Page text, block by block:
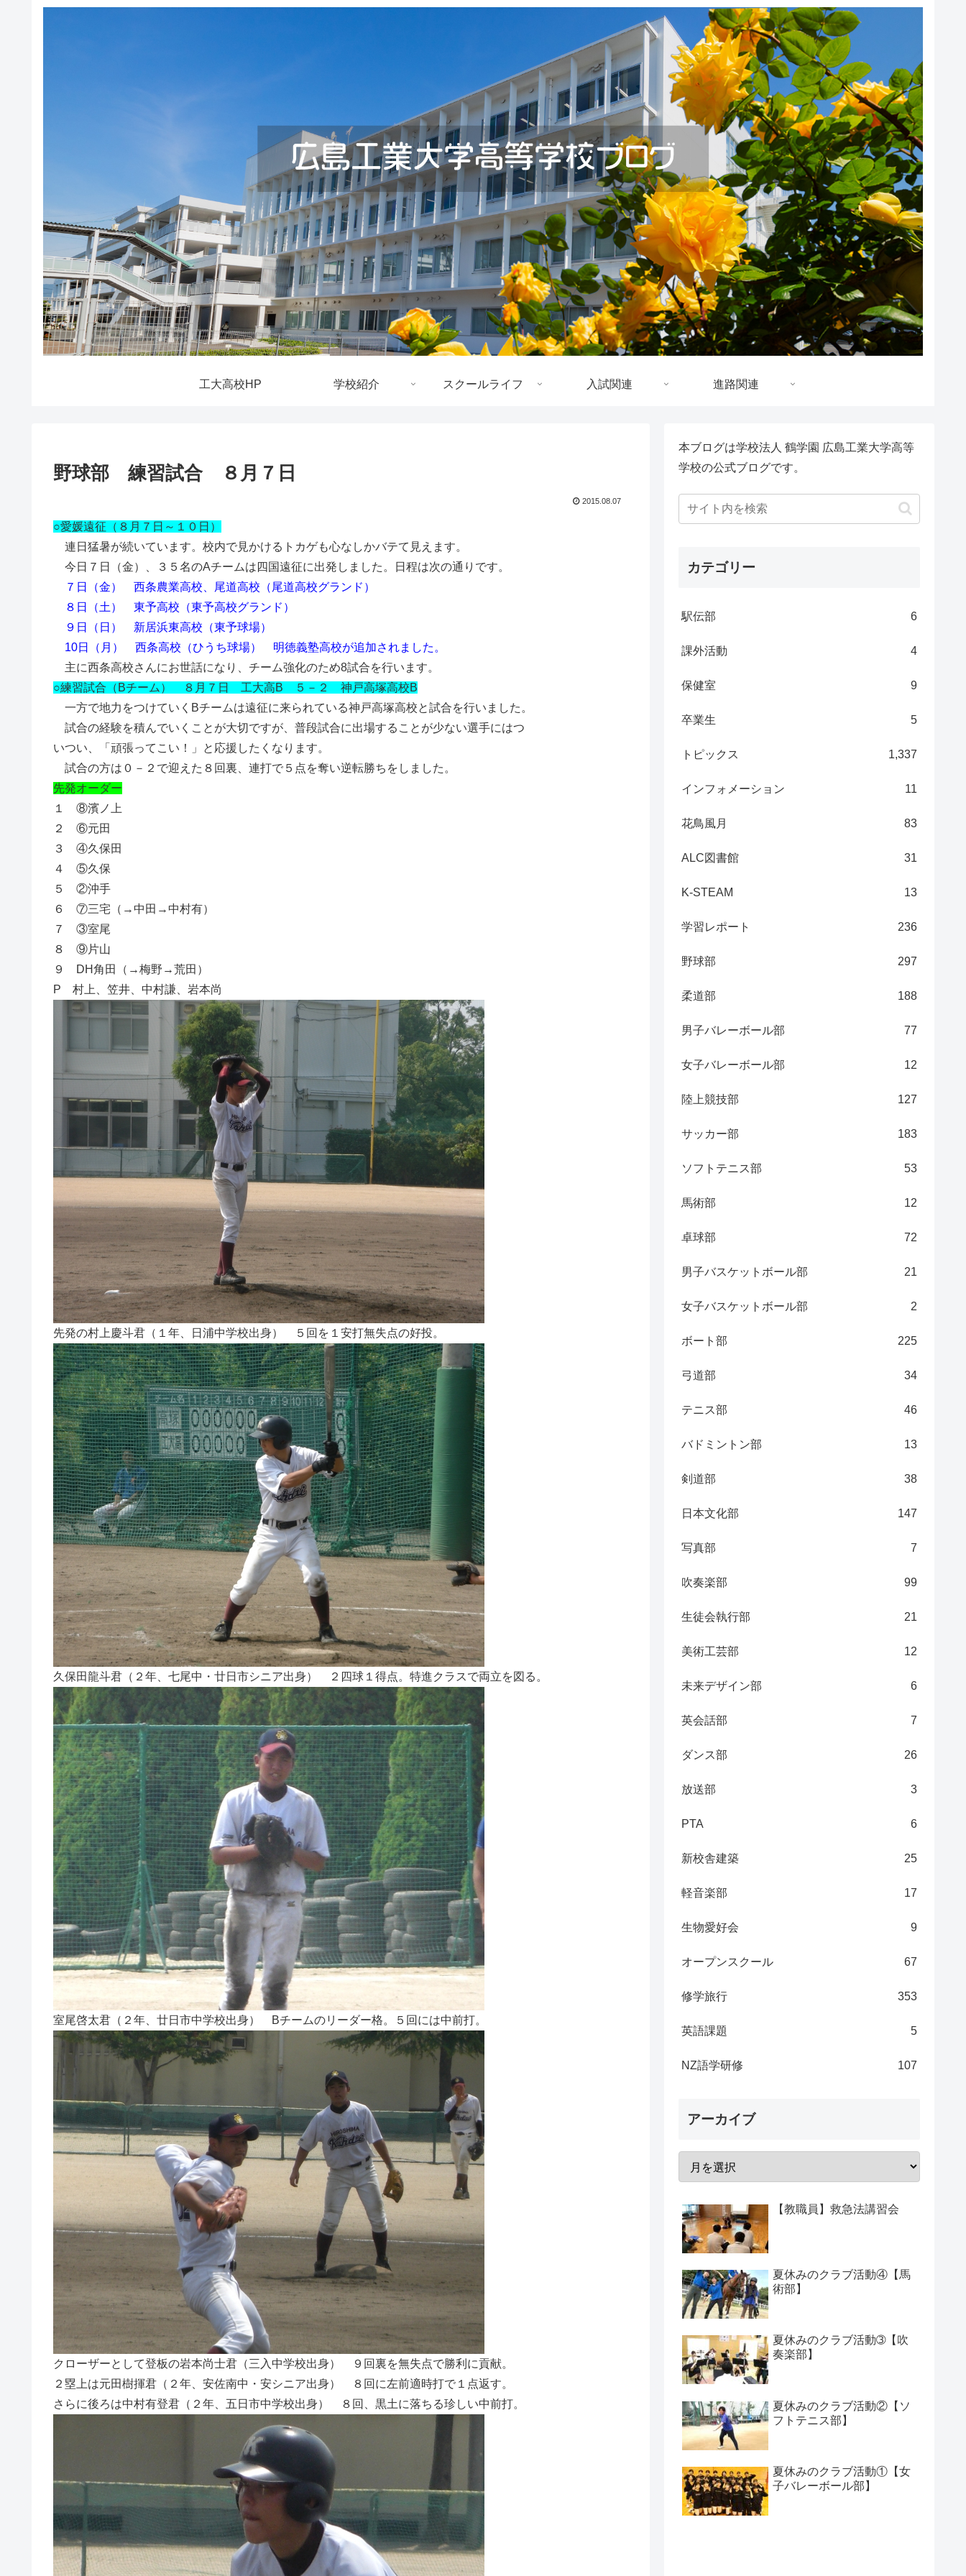
工大高校HP 学校紹介 スクールライフ 入試関連 進路関連
野球部 練習試合 ８月７日
2015.08.07
○愛媛遠征（８月７日～１０日）
連日猛暑が続いています。校内で見かけるトカゲも心なしかバテて見えます。
今日７日（金）、３５名のAチームは四国遠征に出発しました。日程は次の通りです。
７日（金） 西条農業高校、尾道高校（尾道高校グランド）
８日（土） 東予高校（東予高校グランド）
９日（日） 新居浜東高校（東予球場）
10日（月） 西条高校（ひうち球場） 明徳義塾高校が追加されました。
主に西条高校さんにお世話になり、チーム強化のため8試合を行います。
○練習試合（Bチーム） ８月７日 工大高B ５－２ 神戸高塚高校B
一方で地力をつけていくBチームは遠征に来られている神戸高塚高校と試合を行いました。
試合の経験を積んでいくことが大切ですが、普段試合に出場することが少ない選手にはつ
いつい、「頑張ってこい！」と応援したくなります。
試合の方は０－２で迎えた８回裏、連打で５点を奪い逆転勝ちをしました。
先発オーダー
１ ⑧濱ノ上
２ ⑥元田
３ ④久保田
４ ⑤久保
５ ②沖手
６ ⑦三宅（→中田→中村有）
７ ③室尾
８ ⑨片山
９ DH角田（→梅野→荒田）
P 村上、笠井、中村謙、岩本尚
先発の村上慶斗君（１年、日浦中学校出身） ５回を１安打無失点の好投。
久保田龍斗君（２年、七尾中・廿日市シニア出身） ２四球１得点。特進クラスで両立を図る。
室尾啓太君（２年、廿日市中学校出身） Bチームのリーダー格。５回には中前打。
クローザーとして登板の岩本尚士君（三入中学校出身） ９回裏を無失点で勝利に貢献。
２塁上は元田樹揮君（２年、安佐南中・安シニア出身） ８回に左前適時打で１点返す。
さらに後ろは中村有登君（２年、五日市中学校出身） ８回、黒土に落ちる珍しい中前打。
本ブログは学校法人 鶴学園 広島工業大学高等
学校の公式ブログです。
カテゴリー
駅伝部 6
課外活動 4
保健室 9
卒業生 5
トピックス 1,337
インフォメーション 11
花鳥風月 83
ALC図書館 31
K-STEAM 13
学習レポート 236
野球部 297
柔道部 188
男子バレーボール部 77
女子バレーボール部 12
陸上競技部 127
サッカー部 183
ソフトテニス部 53
馬術部 12
卓球部 72
男子バスケットボール部 21
女子バスケットボール部 2
ボート部 225
弓道部 34
テニス部 46
バドミントン部 13
剣道部 38
日本文化部 147
写真部 7
吹奏楽部 99
生徒会執行部 21
美術工芸部 12
未来デザイン部 6
英会話部 7
ダンス部 26
放送部 3
PTA 6
新校舎建築 25
軽音楽部 17
生物愛好会 9
オープンスクール 67
修学旅行 353
英語課題 5
NZ語学研修 107
アーカイブ
【教職員】救急法講習会
夏休みのクラブ活動④【馬
術部】
夏休みのクラブ活動➂【吹
奏楽部】
夏休みのクラブ活動②【ソ
フトテニス部】
夏休みのクラブ活動①【女
子バレーボール部】